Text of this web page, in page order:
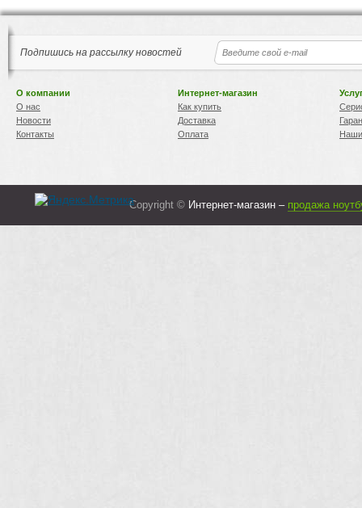
Подпишись на рассылку новостей
О компании
О нас
Новости
Контакты
Интернет-магазин
Как купить
Доставка
Оплата
Copyright © Интернет-магазин – продажа